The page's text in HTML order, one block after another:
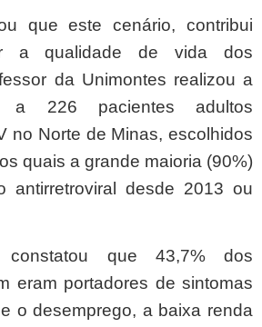
que este cenário, contribui
a qualidade de vida dos
da Unimontes realizou a
a 226 pacientes adultos
no Norte de Minas, escolhidos
quais a grande maioria (90%)
antirretroviral desde 2013 ou
constatou que 43,7% dos
eram portadores de sintomas
o desemprego, a baixa renda